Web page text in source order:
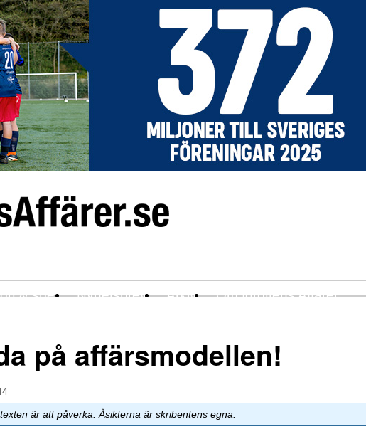
& spel Nyhetsbrev Arkiv Om Idrottens Affärer
på affärsmodellen!
är att påverka. Åsikterna är skribentens egna.